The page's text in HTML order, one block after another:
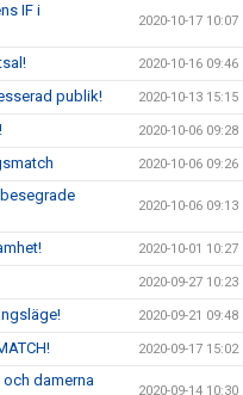
IF i
2020-10-17 10:07
2020-10-16 09:46
publik! 2020-10-13 15:15
2020-10-06 09:28
2020-10-06 09:26
2020-10-06 09:13
2020-10-01 10:27
2020-09-27 10:23
2020-09-21 09:48
2020-09-17 15:02
damerna
2020-09-14 10:30